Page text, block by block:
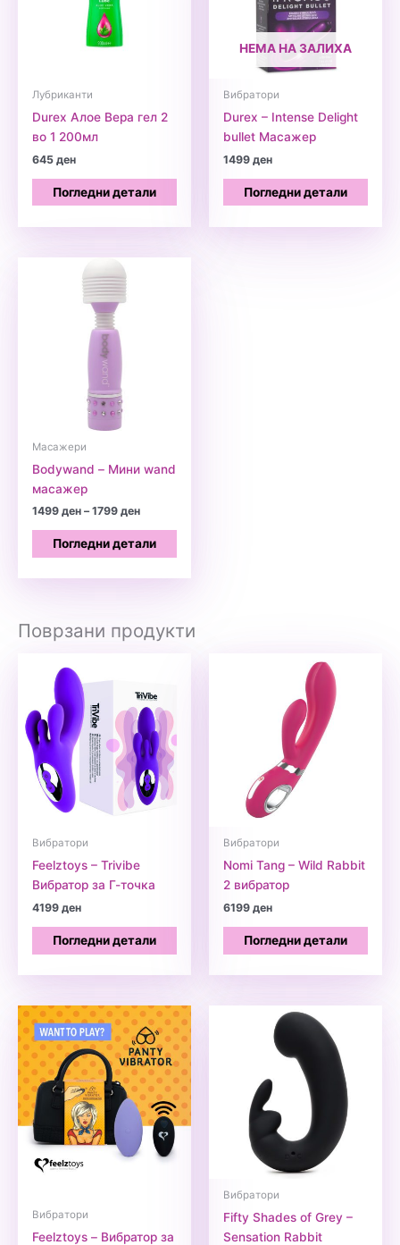
Лубриканти
Durex Алое Вера гел 2
во 1 200мл
645ден
Погледни детали
НЕМА НА ЗАЛИХА
Вибратори
Durex – Intense Delight
bullet Масажер
1499ден
Погледни детали
Масажери
Bodywand – Мини wand
масажер
1499ден – 1799денPrice
1499 ден
Погледни детали
Поврзани продукти
Вибратори
Feelztoys – Trivibe
Вибратор за Г-точка
4199ден
Погледни детали
Вибратори
Nomi Tang – Wild Rabbit
2 вибратор
6199ден
Погледни детали
Вибратори
Feelztoys – Вибратор за
Вибратори
Fifty Shades of Grey –
Sensation Rabbit